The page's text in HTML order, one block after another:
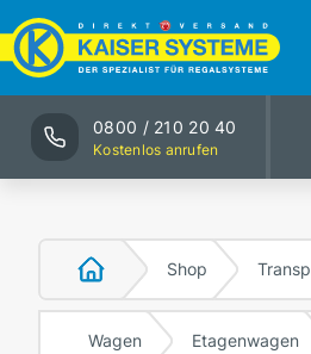
0800 / 210 20 40
Kostenlos anrufen
Shop
Wagen Etagenwagen